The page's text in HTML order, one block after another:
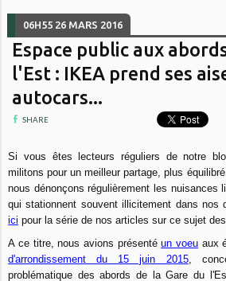
06H55 26 MARS 2016
Espace public aux
l'Est : IKEA prend ses
autocars...
SHARE
Si vous êtes lecteurs réguliers de notre
militons pour un meilleur partage, plus
nous dénonçons régulièrement les nuisances
qui stationnent souvent illicitement dans nos
ici pour la série de nos articles sur ce sujet
A ce titre, nous avions présentéun voeu aux
d'arrondissement du 15 juin 2015,
problématique des abords de la Gare du